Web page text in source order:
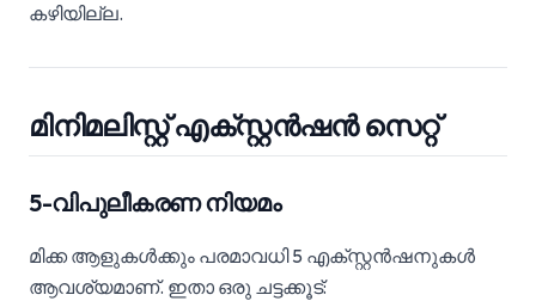
കഴിയില്ല.
മിനിമലിസ്റ്റ് എക്സ്റ്റൻഷൻ സെറ്റ്
5-വിപുലീകരണ നിയമം
മിക്ക ആളുകൾക്കും പരമാവധി 5 എക്സ്റ്റൻഷനുകൾ
ആവശ്യമാണ്. ഇതാ ഒരു ചട്ടക്കൂട്: